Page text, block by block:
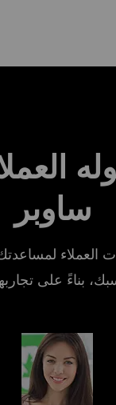
ساوبر
العملاء